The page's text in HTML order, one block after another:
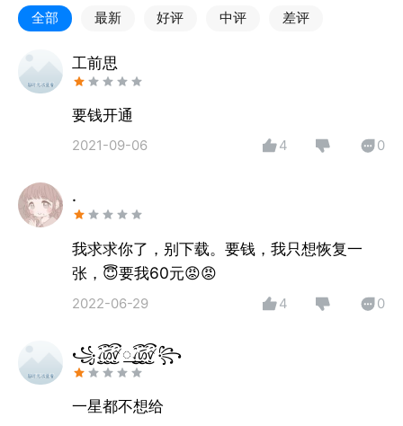
找、微信好友查找、微信照片查找、视频查找、音频查
找、文件压缩包查找等。
★产品优势★
拥有行业领先扫描查找技术。
件。
图片、文档、视频、音频PDF等多种文件格式免费预
本地扫描查找导出，避免个人隐私泄露。
文档扫描查找：
DOC/DOCX,XLS/XLSX,PPT/PPTX,PDF,CWK,HTML/
图片扫描查找：
JPG,TIFF/
全部 最新 好评 中评 差评
工前思
要钱开通
2021-09-06 4 0
.
我求求你了，别下载。要钱，我只想恢复一
张，😇要我60元😡😡
2022-06-29 4 0
꧁꫞꯭꫞꧂
一星都不想给